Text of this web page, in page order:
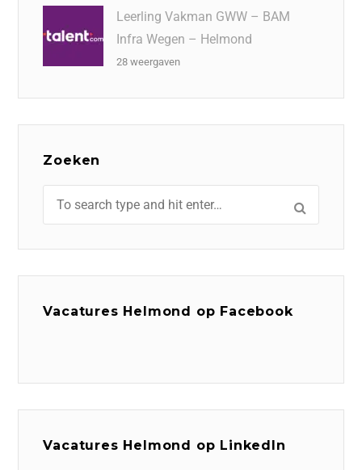
Leerling Vakman GWW – BAM
Infra Wegen – Helmond
28 weergaven
Zoeken
Vacatures Helmond op Facebook
Vacatures Helmond op LinkedIn